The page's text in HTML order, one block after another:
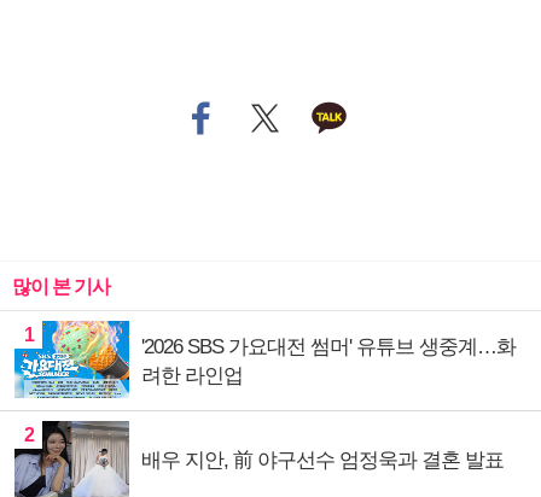
많이 본 기사
1
'2026 SBS 가요대전 썸머' 유튜브 생중계…화
려한 라인업
2
배우 지안, 前 야구선수 엄정욱과 결혼 발표